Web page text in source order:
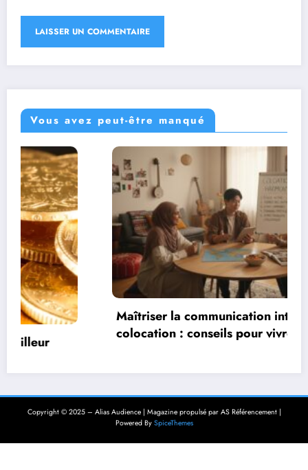
Vous avez peut-être manqué
Maîtriser la communication interculturelle en
colocation : conseils pour vivre
harmonieusement dans un environnement
Copyright © 2025 – Alias Audience | Magazine propulsé par AS Référencement |
Powered By SpiceThemes